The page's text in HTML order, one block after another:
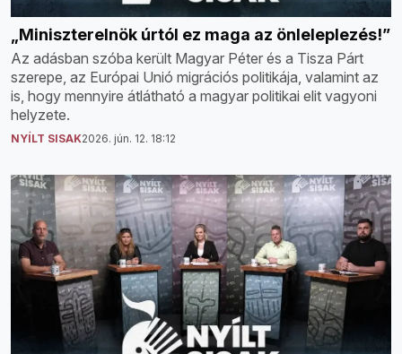
„Miniszterelnök úrtól ez maga az önleleplezés!”
Az adásban szóba került Magyar Péter és a Tisza Párt
szerepe, az Európai Unió migrációs politikája, valamint az
is, hogy mennyire átlátható a magyar politikai elit vagyoni
helyzete.
NYÍLT SISAK2026. jún. 12. 18:12